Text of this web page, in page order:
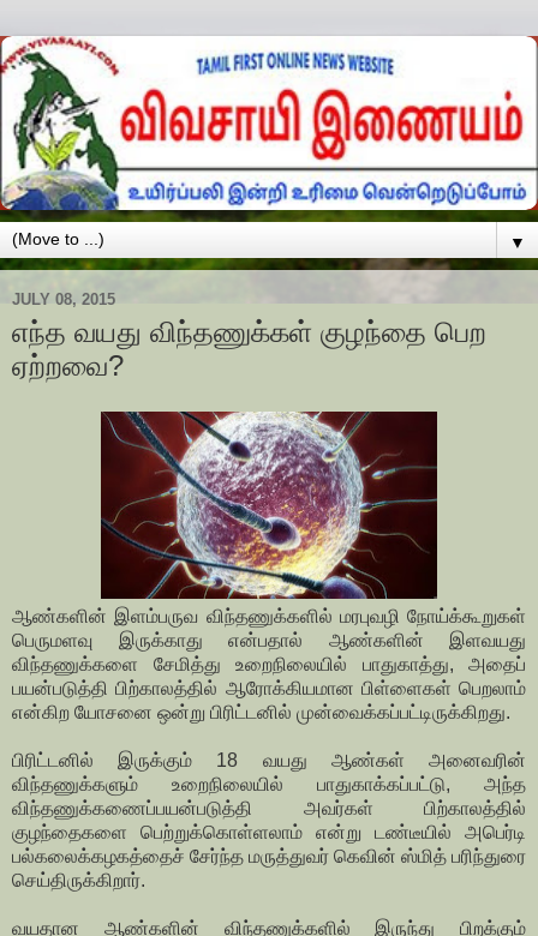
▼
JULY 08, 2015
எந்த வயது விந்தணுக்கள் குழந்தை பெற
ஏற்றவை?
ஆண்களின் இளம்பருவ விந்தணுக்களில் மரபுவழி நோய்க்கூறுகள்
பெருமளவு இருக்காது என்பதால் ஆண்களின் இளவயது
விந்தணுக்களை சேமித்து உறைநிலையில் பாதுகாத்து, அதைப்
பயன்படுத்தி பிற்காலத்தில் ஆரோக்கியமான பிள்ளைகள் பெறலாம்
என்கிற யோசனை ஒன்று பிரிட்டனில் முன்வைக்கப்பட்டிருக்கிறது.
பிரிட்டனில் இருக்கும் 18 வயது ஆண்கள் அனைவரின்
விந்தணுக்களும் உறைநிலையில் பாதுகாக்கப்பட்டு, அந்த
விந்தணுக்கணைப்பயன்படுத்தி அவர்கள் பிற்காலத்தில்
குழந்தைகளை பெற்றுக்கொள்ளலாம் என்று டண்டீயில் அபெர்டி
பல்கலைக்கழகத்தைச் சேர்ந்த மருத்துவர் கெவின் ஸ்மித் பரிந்துரை
செய்திருக்கிறார்.
வயதான ஆண்களின் விந்தணுக்களில் இருந்து பிறக்கும்